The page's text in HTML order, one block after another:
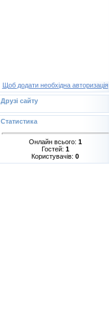
Щоб додати необхідна авторизація
Друзі сайту
Статистика
Онлайн всього: 1
Гостей: 1
Користувачів: 0